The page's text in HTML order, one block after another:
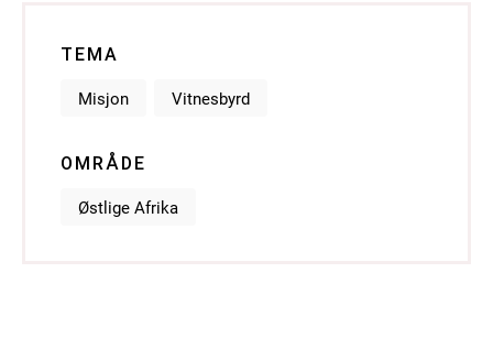
TEMA
Misjon Vitnesbyrd
OMRÅDE
Østlige Afrika